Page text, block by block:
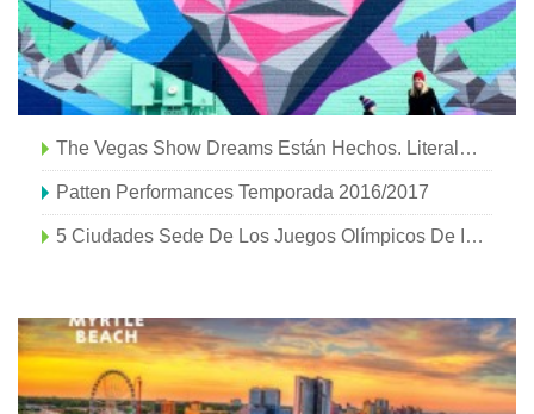
The Vegas Show Dreams Están Hechos. Literalmente.
Patten Performances Temporada 2016/2017
5 Ciudades Sede De Los Juegos Olímpicos De Invierno De América Del Norte Que Merecen Una Visita